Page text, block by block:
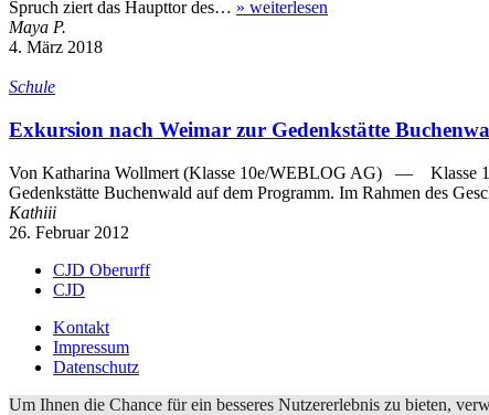
Spruch ziert das Haupttor des… » weiterlesen
Maya P.
4. März 2018
Schule
Exkursion nach Weimar zur Gedenkstätte
Von Katharina Wollmert (Klasse 10e/WEBLOG AG) — Klasse
Gedenkstätte Buchenwald auf dem Programm. Im Rahmen des
Kathiii
26. Februar 2012
CJD Oberurff
CJD
Kontakt
Impressum
Datenschutz
Um Ihnen die Chance für ein besseres Nutzererlebnis zu bieten,